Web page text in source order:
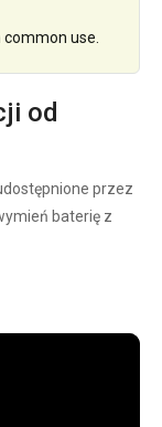
use.
od
przez
baterię z